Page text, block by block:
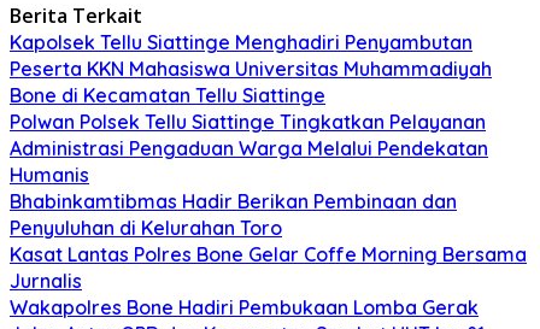
Berita Terkait
Kapolsek Tellu Siattinge Menghadiri Penyambutan
Peserta KKN Mahasiswa Universitas Muhammadiyah
Bone di Kecamatan Tellu Siattinge
Polwan Polsek Tellu Siattinge Tingkatkan Pelayanan
Administrasi Pengaduan Warga Melalui Pendekatan
Humanis
Bhabinkamtibmas Hadir Berikan Pembinaan dan
Penyuluhan di Kelurahan Toro
Kasat Lantas Polres Bone Gelar Coffe Morning Bersama
Jurnalis
Wakapolres Bone Hadiri Pembukaan Lomba Gerak